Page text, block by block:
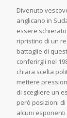
Divenuto
anglicano in
essere
ripristino di un
battaglie di
conferirgli nel
chiara scelta
mettere
di scegliere un
però posizioni
alcuni esponenti